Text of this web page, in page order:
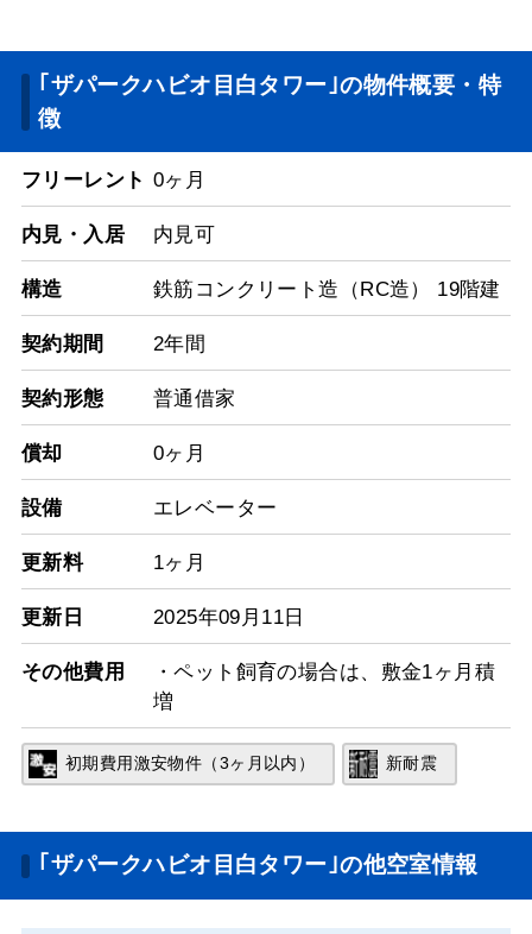
｢ザパークハビオ目白タワー｣の物件概要・特
徴
フリーレント 0ヶ月
内見・入居 内見可
構造 鉄筋コンクリート造（RC造） 19階建
契約期間 2年間
契約形態 普通借家
償却 0ヶ月
設備 エレベーター
更新料 1ヶ月
更新日 2025年09月11日
その他費用
・ペット飼育の場合は、敷金1ヶ月積
増
初期費用激安物件（3ヶ月以内） 新耐震
｢ザパークハビオ目白タワー｣の他空室情報